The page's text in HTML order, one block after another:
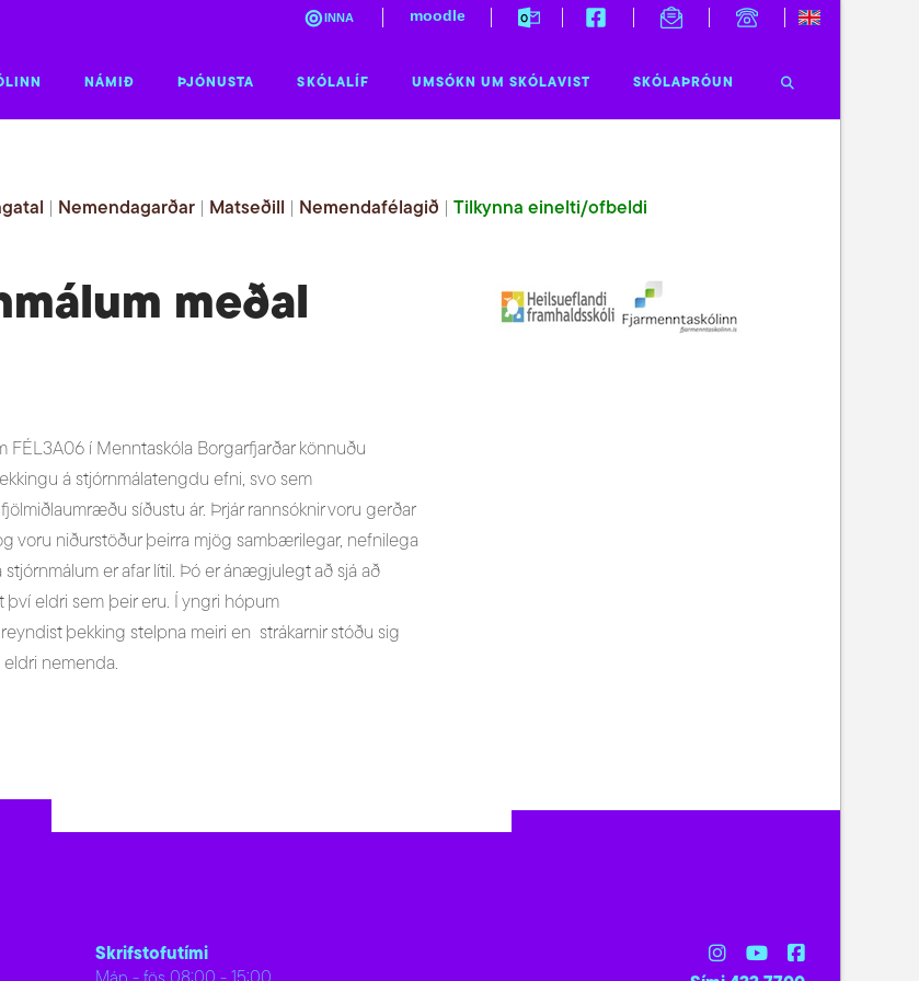
INNA moodle
NÁMIÐ ÞJÓNUSTA SKÓLALÍF UMSÓKN UM SKÓLAVIST SKÓLAÞRÓUN
Nemendagarðar Matseðill Nemendafélagið Tilkynna einelti/ofbeldi
meðal
FÉL3A06 í Menntaskóla Borgarfjarðar könnuðu
á stjórnmálatengdu efni, svo sem
síðustu ár. Þrjár rannsóknir voru gerðar
voru niðurstöður þeirra mjög sambærilegar, nefnilega
er afar lítil. Þó er ánægjulegt að sjá að
því eldri sem þeir eru. Í yngri hópum
þekking stelpna meiri en strákarnir stóðu sig
eldri nemenda.
Skrifstofutími